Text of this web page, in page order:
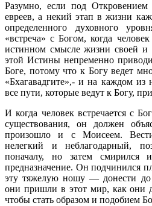
Разумно, если под
евреев, а некий этап в жизни
определенного духовного
«встреча» с Богом, когда
истинном смысле жизни своей и
этой Истины непременно
Боге, потому что к Богу ведет
«Бхагавадгите»,- и на каждом из
все пути, которые ведут к Богу,
И когда человек встречается с
существования, он должен
произошло и с Моисеем.
нелегкий и неблагодарный,
поначалу, но затем смирился
предназначение. Он подчинился
эту тяжелую ношу — донести до
они пришли в этот мир, как они
чтобы стать образом и подобием